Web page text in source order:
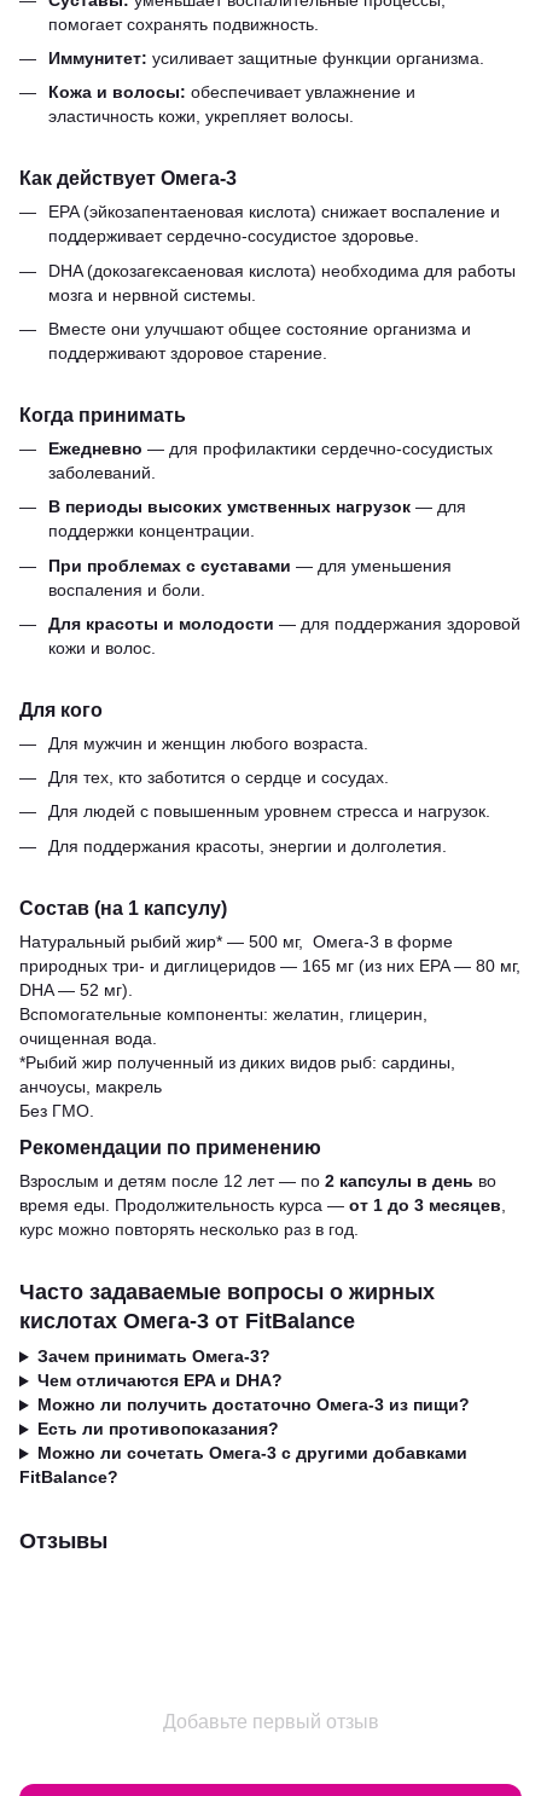
помогает сохранять подвижность.
Иммунитет: усиливает защитные функции организма.
Кожа и волосы: обеспечивает увлажнение и
эластичность кожи, укрепляет волосы.
Как действует Омега-3
EPA (эйкозапентаеновая кислота) снижает воспаление и
поддерживает сердечно-сосудистое здоровье.
DHA (докозагексаеновая кислота) необходима для работы
мозга и нервной системы.
Вместе они улучшают общее состояние организма и
поддерживают здоровое старение.
Когда принимать
Ежедневно — для профилактики сердечно-сосудистых
заболеваний.
В периоды высоких умственных нагрузок — для
поддержки концентрации.
При проблемах с суставами — для уменьшения
воспаления и боли.
Для красоты и молодости — для поддержания здоровой
кожи и волос.
Для кого
Для мужчин и женщин любого возраста.
Для тех, кто заботится о сердце и сосудах.
Для людей с повышенным уровнем стресса и нагрузок.
Для поддержания красоты, энергии и долголетия.
Состав (на 1 капсулу)
Натуральный рыбий жир* — 500 мг, Омега-3 в форме
природных три- и диглицеридов — 165 мг (из них EPA — 80 мг,
DHA — 52 мг).
Вспомогательные компоненты: желатин, глицерин,
очищенная вода.
*Рыбий жир полученный из диких видов рыб: сардины,
анчоусы, макрель
Без ГМО.
Рекомендации по применению
Взрослым и детям после 12 лет — по 2 капсулы в день во
время еды. Продолжительность курса — от 1 до 3 месяцев,
курс можно повторять несколько раз в год.
Часто задаваемые вопросы о жирных
кислотах Омега-3 от FitBalance
Зачем принимать Омега-3?
Чем отличаются EPA и DHA?
Можно ли получить достаточно Омега-3 из пищи?
Есть ли противопоказания?
Можно ли сочетать Омега-3 с другими добавками
FitBalance?
Отзывы
Добавьте первый отзыв